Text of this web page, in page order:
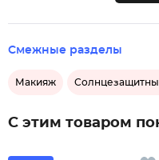
Смежные разделы
Макияж
С этим товаром